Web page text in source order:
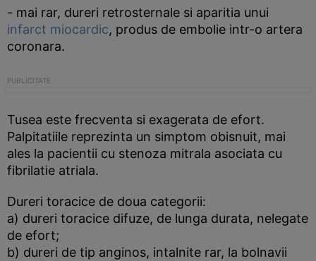
- mai rar, dureri retrosternale si aparitia unui
infarct miocardic, produs de embolie intr-o artera
coronara.
Tusea este frecventa si exagerata de efort.
Palpitatiile reprezinta un simptom obisnuit, mai
ales la pacientii cu stenoza mitrala asociata cu
fibrilatie atriala.
Dureri toracice de doua categorii:
a) dureri toracice difuze, de lunga durata, nelegate
de efort;
b) dureri de tip anginos, intalnite rar, la bolnavii